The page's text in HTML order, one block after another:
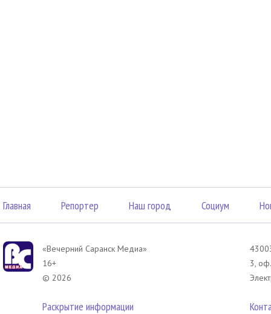
Главная Репортер Наш город Социум
«Вечерний Саранск Mедиа»
16+
© 2026
Раскрытие информации
3,